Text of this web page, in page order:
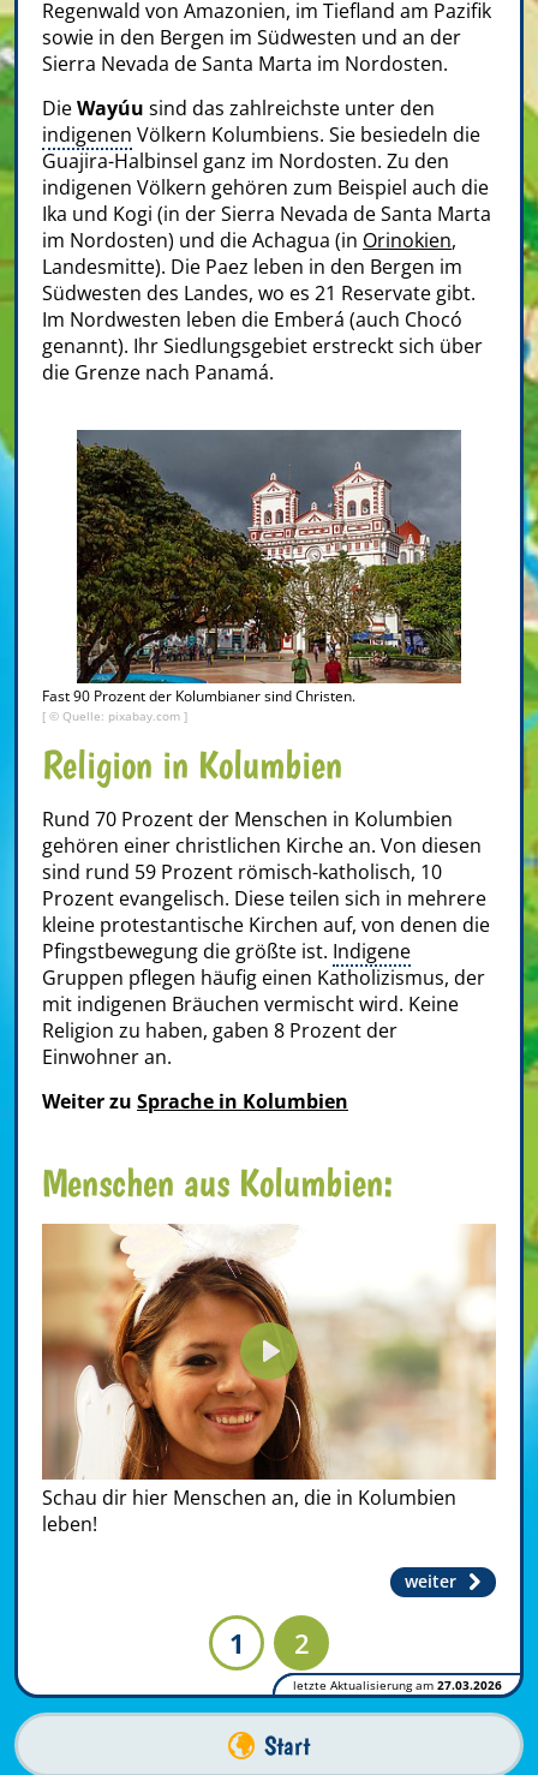
Regenwald von Amazonien, im Tiefland am Pazifik
sowie in den Bergen im Südwesten und an der
Sierra Nevada de Santa Marta im Nordosten.
DieWayúu sind das zahlreichste unter den
indigenen Völkern Kolumbiens. Sie besiedeln die
Guajira-Halbinsel ganz im Nordosten. Zu den
indigenen Völkern gehören zum Beispiel auch die
Ika und Kogi (in der Sierra Nevada de Santa Marta
im Nordosten) und die Achagua (in Orinokien,
Landesmitte). Die Paez leben in den Bergen im
Südwesten des Landes, wo es 21 Reservate gibt.
Im Nordwesten leben die Emberá (auch Chocó
genannt). Ihr Siedlungsgebiet erstreckt sich über
die Grenze nach Panamá.
Fast 90 Prozent der Kolumbianer sind Christen.
[ © Quelle: pixabay.com ]
Religion in Kolumbien
Rund 70 Prozent der Menschen in Kolumbien
gehören einer christlichen Kirche an. Von diesen
sind rund 59 Prozent römisch-katholisch, 10
Prozent evangelisch. Diese teilen sich in mehrere
kleine protestantische Kirchen auf, von denen die
Pfingstbewegung die größte ist. Indigene
Gruppen pflegen häufig einen Katholizismus, der
mit indigenen Bräuchen vermischt wird. Keine
Religion zu haben, gaben 8 Prozent der
Einwohner an.
Weiter zu Sprache in Kolumbien
Menschen aus Kolumbien:
Play
Schau dir hier Menschen an, die in Kolumbien
leben!
weiter
1 2
letzte Aktualisierung am 27.03.2026
Start